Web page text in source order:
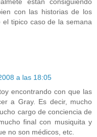
con las historias de los
tipico caso de la semana
a las 18:05
encontrando con que las
a Gray. Es decir, mucho
cargo de conciencia de
final con musiquita y
no son médicos, etc.